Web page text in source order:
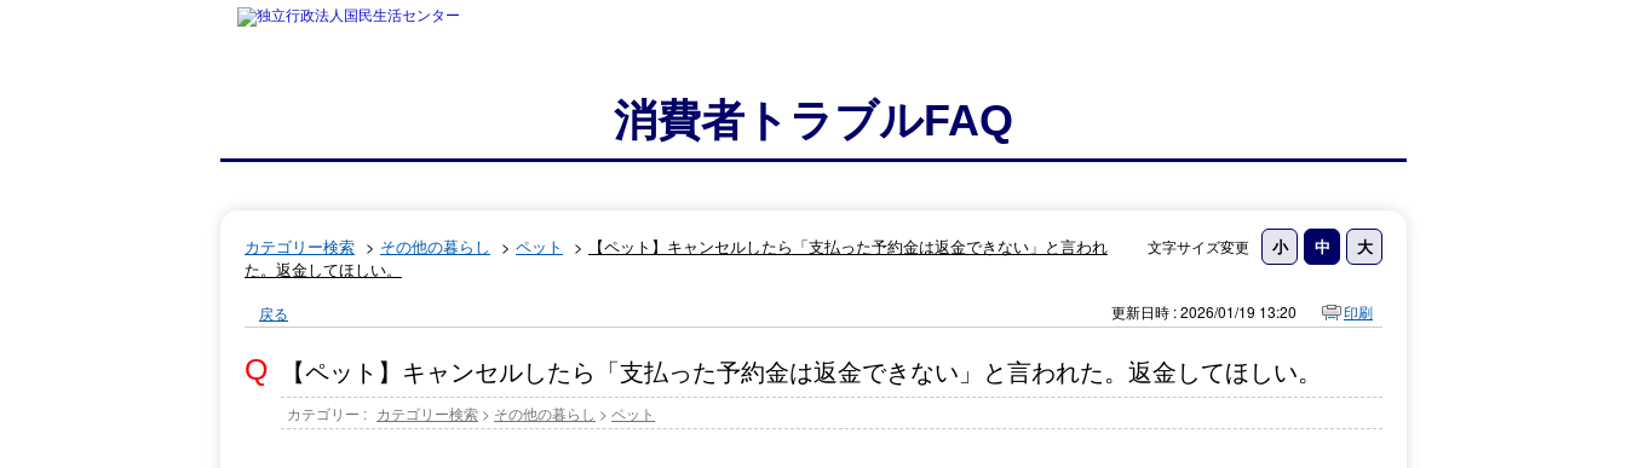
消費者トラブルFAQ
文字サイズ変更
カテゴリー検索 > その他の暮らし > ペット >
【ペット】キャンセルしたら「支払った予約金は返金できない」と言われ
た。返金してほしい。
戻る 更新日時 : 2026/01/19 13:20 印刷
【ペット】キャンセルしたら「支払った予約金は返金できない」と言われた。返金してほしい。
カテゴリー : カテゴリー検索 > その他の暮らし >ペット